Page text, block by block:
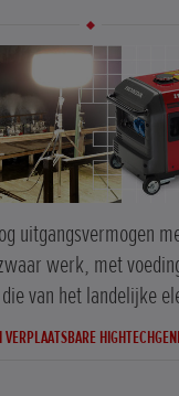
uitgangsvermogen
werk, met
van het landelijke
VERPLAATSBARE